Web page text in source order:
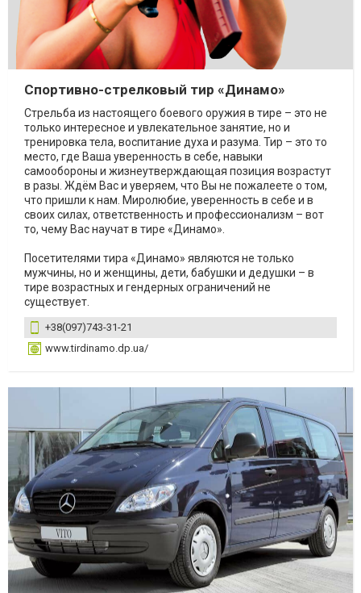
Спортивно-стрелковый тир «Динамо»
Стрельба из настоящего боевого оружия в тире – это не
только интересное и увлекательное занятие, но и
тренировка тела, воспитание духа и разума. Тир – это то
место, где Ваша уверенность в себе, навыки
самообороны и жизнеутверждающая позиция возрастут
в разы. Ждём Вас и уверяем, что Вы не пожалеете о том,
что пришли к нам. Миролюбие, уверенность в себе и в
своих силах, ответственность и профессионализм – вот
то, чему Вас научат в тире «Динамо».
Посетителями тира «Динамо» являются не только
мужчины, но и женщины, дети, бабушки и дедушки – в
тире возрастных и гендерных ограничений не
существует.
+38(097)743-31-21
www.tirdinamo.dp.ua/